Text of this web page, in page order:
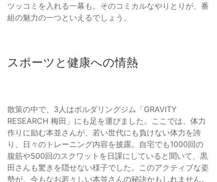
ツッコミを入れる一幕も。そのコミカルなやりとりが、番
組の魅力の一つといえるでしょう。
スポーツと健康への情熱
散策の中で、3人はボルダリングジム「GRAVITY
RESEARCH 梅田」にも足を運びました。ここでは、体力
作りに励む本並さんが、若い世代にも負けない体力を誇
り、日々のトレーニング内容を披露。自宅でも1000回の
腹筋や500回のスクワットを日課にしていると聞いて、黒
田さんも驚きを隠せない様子でした。このアクティブな姿
勢が、今もなお若々しい本並さんの秘訣かもしれません。